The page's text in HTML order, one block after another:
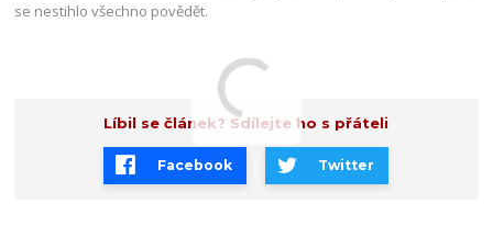
se nestihlo všechno povědět.
Líbil se článek? Sdílejte ho s přáteli
Facebook Twitter